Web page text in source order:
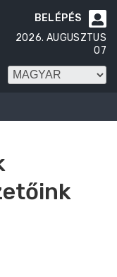

BELÉPÉS
2026. AUGUSZTUS
07